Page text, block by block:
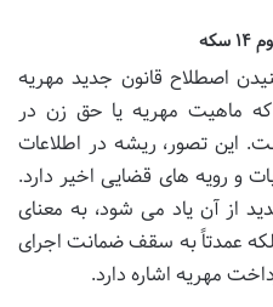
اصطلاح قانون جدید مهریه
که ماهیت مهریه یا حق زن در
این تصور، ریشه در اطلاعات
و رویه های قضایی اخیر دارد.
از آن یاد می شود، به معنای
عمدتاً به سقف ضمانت اجرای
مهریه اشاره دارد.